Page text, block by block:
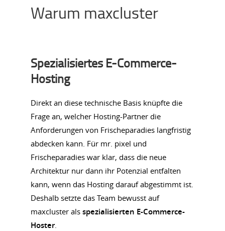
Warum maxcluster
Spezialisiertes E-Commerce-
Hosting
Direkt an diese technische Basis knüpfte die
Frage an, welcher Hosting-Partner die
Anforderungen von Frischeparadies langfristig
abdecken kann. Für mr. pixel und
Frischeparadies war klar, dass die neue
Architektur nur dann ihr Potenzial entfalten
kann, wenn das Hosting darauf abgestimmt ist.
Deshalb setzte das Team bewusst auf
maxcluster als spezialisierten E-Commerce-
Hoster.